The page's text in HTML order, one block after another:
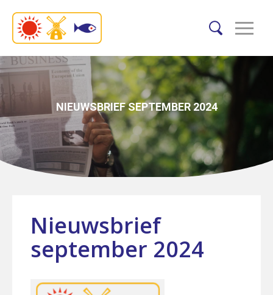
NIEUWSBRIEF SEPTEMBER 2024
Nieuwsbrief
september 2024